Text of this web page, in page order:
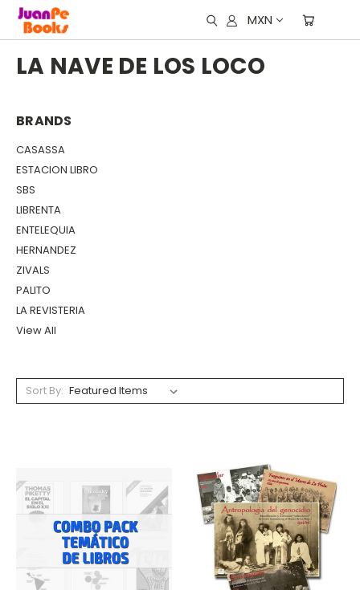
MXN
LA NAVE DE LOS LOCO
BRANDS
CASASSA
ESTACION LIBRO
SBS
LIBRENTA
ENTELEQUIA
HERNANDEZ
ZIVALS
PALITO
LA REVISTERIA
View All
Sort By: